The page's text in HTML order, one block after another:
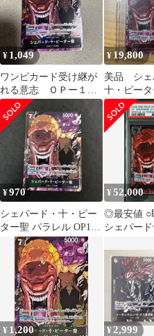
¥ 1,049
ワンピカード受け継が
れる意志 ＯＰー１３
ＲーＰ０８４シェパー
ド・十・ピーター聖
¥ 19,800
美品 シェ
十・ピー
ドパラレル
¥970
シェパード・十・ピー
ター聖 パラレル OP13-
¥52,000
◎最安値 ○
シェパー
¥ 1,200 ¥ 2,999